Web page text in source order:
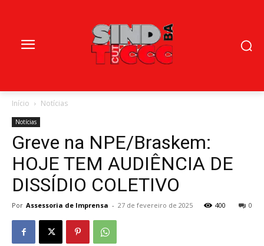
Início Notícias
Notícias
Greve na NPE/Braskem:
HOJE TEM AUDIÊNCIA DE
DISSÍDIO COLETIVO
Por Assessoria de Imprensa - 27 de fevereiro de 2025 0
400